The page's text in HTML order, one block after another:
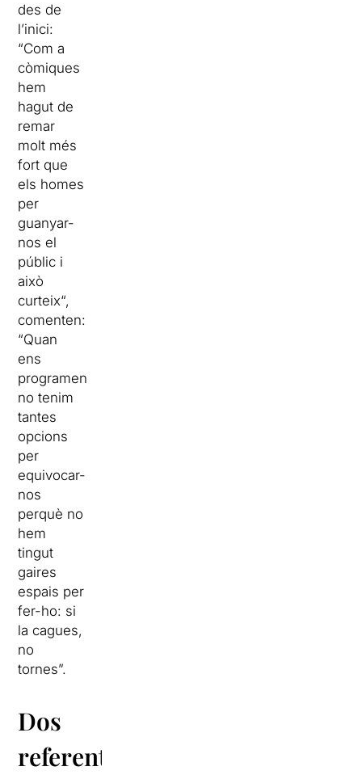
des de
l’inici:
“Com a
còmiques
hem
hagut de
remar
molt més
fort que
els homes
per
guanyar-
nos el
públic i
això
curteix“,
comenten:
“Quan
ens
programen
no tenim
tantes
opcions
per
equivocar-
nos
perquè no
hem
tingut
gaires
espais per
fer-ho: si
la cagues,
no
tornes”.
Dos
referents